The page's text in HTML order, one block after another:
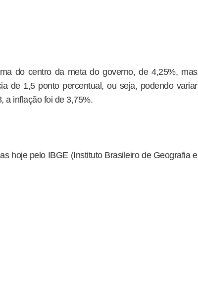
do centro da meta do governo, de 4,25%, mas
de 1,5 ponto percentual, ou seja, podendo variar
a inflação foi de 3,75%.
hoje pelo IBGE (Instituto Brasileiro de Geografia e